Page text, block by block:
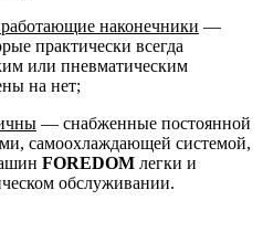
наконечники —
практически всегда
или пневматическим
на нет;
— снабженные постоянной
самоохлаждающей системой,
FOREDOM легки и
обслуживании.